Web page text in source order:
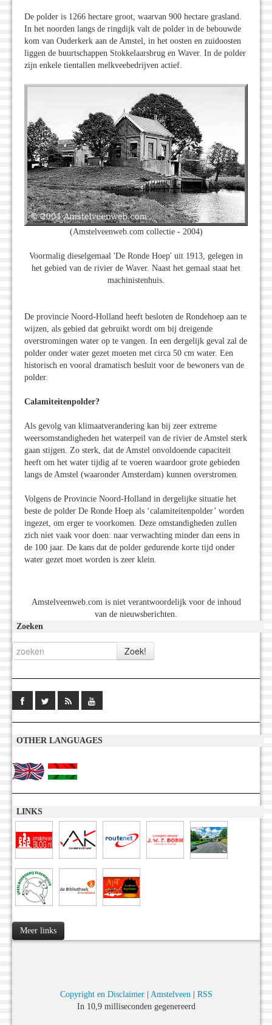
De polder is 1266 hectare groot, waarvan 900 hectare grasland.
In het noorden langs de ringdijk valt de polder in de bebouwde
kom van Ouderkerk aan de Amstel, in het oosten en zuidoosten
liggen de buurtschappen Stokkelaarsbrug en Waver. In de polder
zijn enkele tientallen melkveebedrijven actief.
(Amstelveenweb.com collectie - 2004)
Voormalig dieselgemaal 'De Ronde Hoep' uit 1913, gelegen in
het gebied van de rivier de Waver. Naast het gemaal staat het
machinistenhuis.
De provincie Noord-Holland heeft besloten de Rondehoep aan te
wijzen, als gebied dat gebruikt wordt om bij dreigende
overstromingen water op te vangen. In een dergelijk geval zal de
polder onder water gezet moeten met circa 50 cm water. Een
historisch en vooral dramatisch besluit voor de bewoners van de
polder.
Calamiteitenpolder?
Als gevolg van klimaatverandering kan bij zeer extreme
weersomstandigheden het waterpeil van de rivier de Amstel sterk
gaan stijgen. Zo sterk, dat de Amstel onvoldoende capaciteit
heeft om het water tijdig af te voeren waardoor grote gebieden
langs de Amstel (waaronder Amsterdam) kunnen overstromen.
Volgens de Provincie Noord-Holland in dergelijke situatie het
beste de polder De Ronde Hoep als ‘calamiteitenpolder’ worden
ingezet, om erger te voorkomen. Deze omstandigheden zullen
zich niet vaak voor doen: naar verwachting minder dan eens in
de 100 jaar. De kans dat de polder gedurende korte tijd onder
water gezet moet worden is zeer klein.
Amstelveenweb.com is niet verantwoordelijk voor de inhoud
van de nieuwsberichten.
Zoeken
OTHER LANGUAGES
LINKS
Meer links
Copyright en Disclaimer| Amstelveen | RSS
In 10,9 milliseconden gegenereerd